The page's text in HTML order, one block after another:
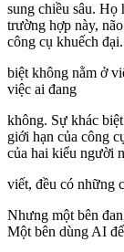
sung chiều sâu.
trường hợp này,
công cụ khuếch
biệt không nằm ở
việc ai đang
không. Sự khác
giới hạn của công
của hai kiểu người
viết, đều có những
Nhưng một bên
Một bên dùng AI